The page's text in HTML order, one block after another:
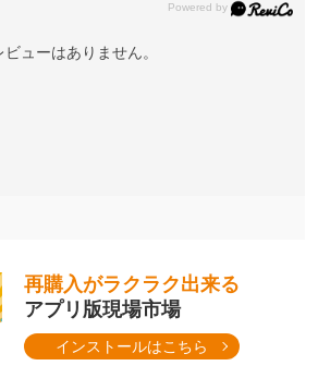
ビューはありません。
再購入がラクラク出来る
アプリ版現場市場
インストールはこちら